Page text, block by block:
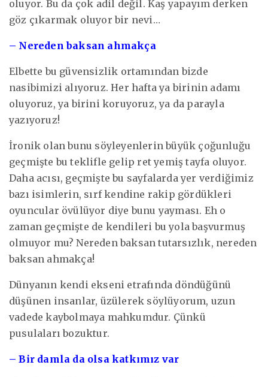
oluyor. Bu da çok adil değil. Kaş yapayım derken
göz çıkarmak oluyor bir nevi…
– Nereden baksan ahmakça
Elbette bu güvensizlik ortamından bizde
nasibimizi alıyoruz. Her hafta ya birinin adamı
oluyoruz, ya birini koruyoruz, ya da parayla
yazıyoruz!
İronik olan bunu söyleyenlerin büyük çoğunluğu
geçmişte bu teklifle gelip ret yemiş tayfa oluyor.
Daha acısı, geçmişte bu sayfalarda yer verdiğimiz
bazı isimlerin, sırf kendine rakip gördükleri
oyuncular övülüyor diye bunu yayması. Eh o
zaman geçmişte de kendileri bu yola başvurmuş
olmuyor mu? Nereden baksan tutarsızlık, nereden
baksan ahmakça!
Dünyanın kendi ekseni etrafında döndüğünü
düşünen insanlar, üzülerek söylüyorum, uzun
vadede kaybolmaya mahkumdur. Çünkü
pusulaları bozuktur.
– Bir damla da olsa katkımız var